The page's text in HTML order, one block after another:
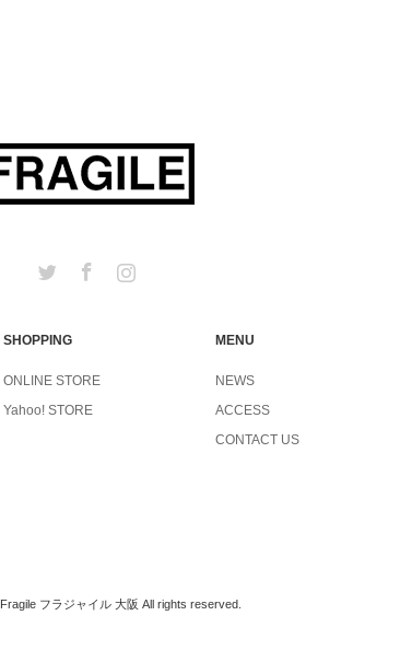
Twitter Facebook
SHOPPING
ONLINE STORE
Yahoo! STORE
MENU
NEWS
ACCESS
CONTACT US
Fragile フラジャイル 大阪 All rights reserved.